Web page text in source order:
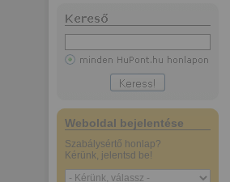
Weboldal bejelentése
Szabálysértő honlap?
Kérünk, jelentsd be!